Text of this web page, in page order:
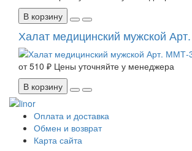
В корзину
Халат медицинский мужской
от 510 ₽ Цены уточняйте у менеджера
В корзину
Оплата и доставка
Обмен и возврат
Карта сайта